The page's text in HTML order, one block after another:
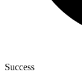
Success